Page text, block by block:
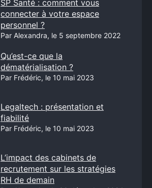
SP Santé : comment vous
connecter à votre espace
personnel ?
Par Alexandra, le 5 septembre 2022
Qu’est-ce que la
dématérialisation ?
Par Frédéric, le 10 mai 2023
Legaltech : présentation et
fiabilité
Par Frédéric, le 10 mai 2023
L’impact des cabinets de
recrutement sur les stratégies
RH de demain